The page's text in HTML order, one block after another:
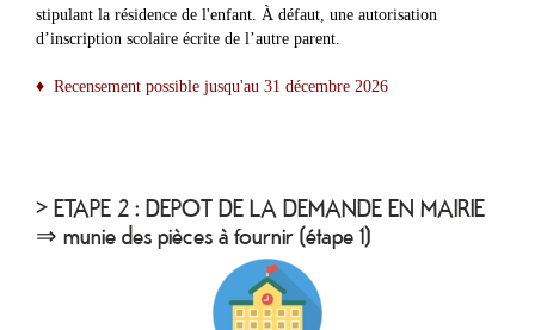
stipulant la résidence de l'enfant. À défaut, une autorisation
d’inscription scolaire écrite de l’autre parent.
♦ Recensement possible jusqu'au 31 décembre 2026
> ETAPE 2 : DEPOT DE LA DEMANDE EN MAIRIE
⇒ munie des pièces à fournir (étape 1)